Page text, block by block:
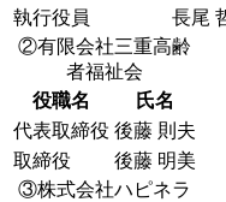
執行役員
長尾
②有限会社三重高齢
者福祉会
役職名
氏名
代表取締役 後藤 則夫
取締役
後藤 明美
③株式会社ハピネラ